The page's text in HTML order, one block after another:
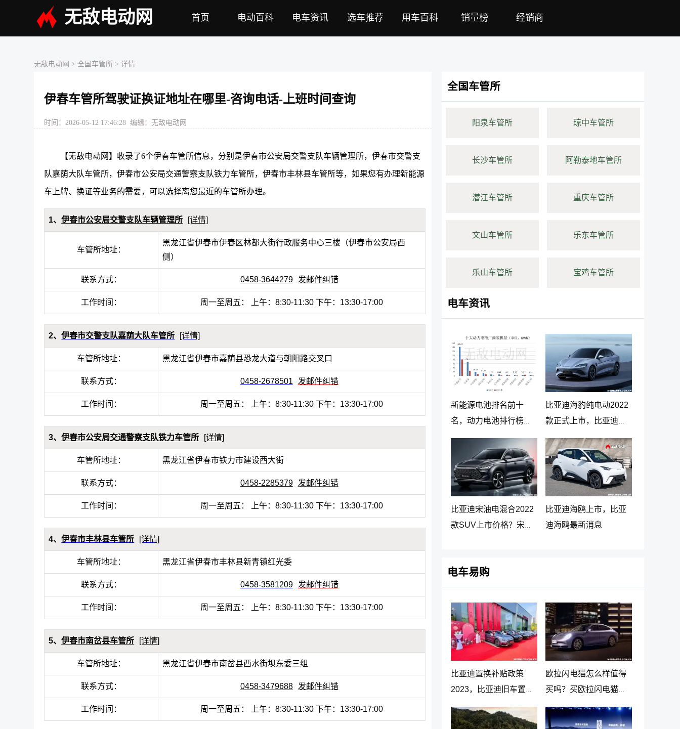
无敌电动网 首页 电动百科 电车资讯 选车推荐 用车百科 销量榜 经销商
无敌电动网 >全国车管所 > 详情
伊春车管所驾驶证换证地址在哪里-咨询电话-上班时间查询
时间：2026-05-12 17:46:28 编辑：无敌电动网
【无敌电动网】收录了6个伊春车管所信息，分别是伊春市公安局交警支队车辆管理所，伊春市交警支
队嘉荫大队车管所，伊春市公安局交通警察支队铁力车管所，伊春市丰林县车管所等，如果您有办理新能源
车上牌、换证等业务的需要，可以选择离您最近的车管所办理。
1、伊春市公安局交警支队车辆管理所 [详情]
车管所地址：
黑龙江省伊春市伊春区林都大街行政服务中心三楼（伊春市公安局西
侧）
联系方式： 0458-3644279 发邮件纠错
工作时间： 周一至周五： 上午：8:30-11:30 下午：13:30-17:00
2、伊春市交警支队嘉荫大队车管所 [详情]
车管所地址： 黑龙江省伊春市嘉荫县恐龙大道与朝阳路交叉口
联系方式： 0458-2678501 发邮件纠错
工作时间： 周一至周五： 上午：8:30-11:30 下午：13:30-17:00
3、伊春市公安局交通警察支队铁力车管所 [详情]
车管所地址： 黑龙江省伊春市铁力市建设西大街
联系方式： 0458-2285379 发邮件纠错
工作时间： 周一至周五： 上午：8:30-11:30 下午：13:30-17:00
4、伊春市丰林县车管所 [详情]
车管所地址： 黑龙江省伊春市丰林县新青镇红光委
联系方式： 0458-3581209 发邮件纠错
工作时间： 周一至周五： 上午：8:30-11:30 下午：13:30-17:00
5、伊春市南岔县车管所 [详情]
车管所地址： 黑龙江省伊春市南岔县西水街坝东委三组
联系方式： 0458-3479688 发邮件纠错
工作时间： 周一至周五： 上午：8:30-11:30 下午：13:30-17:00
全国车管所
阳泉车管所 琼中车管所
长沙车管所 阿勒泰地车管所
潜江车管所 重庆车管所
文山车管所 乐东车管所
乐山车管所 宝鸡车管所
电车资讯
新能源电池排名前十
名，动力电池排行榜前
十名
比亚迪海豹纯电动2022
款正式上市，比亚迪海
豹纯电动报价20.98万起
比亚迪宋油电混合2022
款SUV上市价格？宋
比亚迪海鸥上市，比亚
迪海鸥最新消息
电车易购
比亚迪置换补贴政策
2023，比亚迪旧车置换
新车价格表
欧拉闪电猫怎么样值得
买吗？买欧拉闪电猫十
大忠告